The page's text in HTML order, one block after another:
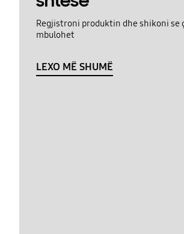
Regjistroni produktin dhe shikoni se
mbulohet
LEXO MË SHUMË